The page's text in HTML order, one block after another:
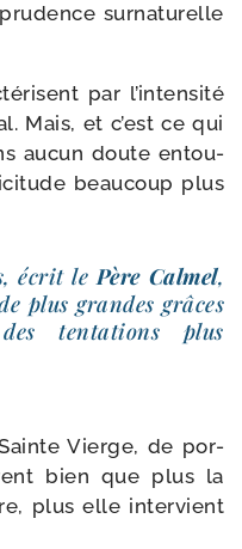
sur­na­tu­relle
par l’intensité
Mais, et c’est ce qui
aucun doute entou­
beau­coup plus
écrit lePère Calmel,
plus grandes grâces
ten­ta­tions plus
Vierge, de por­
bien que plus la
plus elle inter­vient